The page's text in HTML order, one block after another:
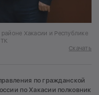
Хакасии и Республике
Скачать
по гражданской
по Хакасии полковник